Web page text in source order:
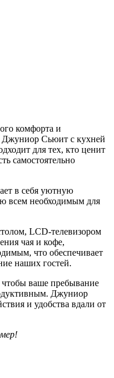
комфорта и
Джуниор Сьюит с кухней
для тех, кто ценит
самостоятельно
в себя уютную
всем необходимым для
LСD-телевизором
чая и кофе,
что обеспечивает
наших гостей.
ваше пребывание
Джуниор
и удобства вдали от